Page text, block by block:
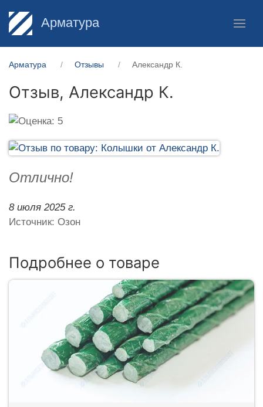
Арматура
Арматура Отзывы Александр К.
Отзыв, Александр К.
Отлично!
8 июля 2025 г.
Источник: Озон
Подробнее о товаре